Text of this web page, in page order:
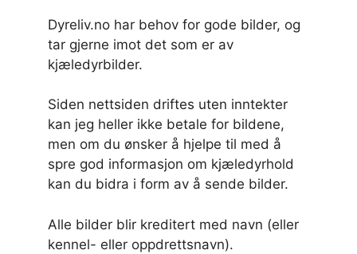
Dyreliv.no har behov for gode bilder, og
tar gjerne imot det som er av
kjæledyrbilder.
Siden nettsiden driftes uten inntekter
kan jeg heller ikke betale for bildene,
men om du ønsker å hjelpe til med å
spre god informasjon om kjæledyrhold
kan du bidra i form av å sende bilder.
Alle bilder blir kreditert med navn (eller
kennel- eller oppdrettsnavn).